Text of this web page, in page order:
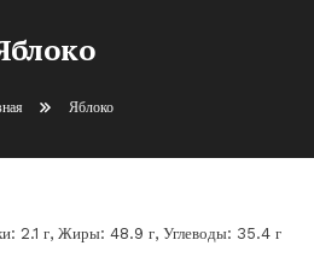
Яблоко
2.1 г, Жиры: 48.9 г, Углеводы: 35.4 г